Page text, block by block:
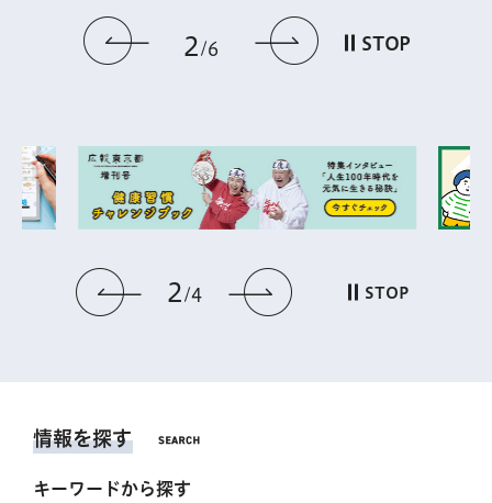
前のスライドを表示
2 6 次のスライドを
STOP
前のスライドを表示
2 4 次のスライドを表
STOP
情報を探す
キーワードから探す